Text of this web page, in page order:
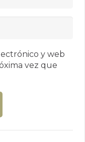
y web
vez que